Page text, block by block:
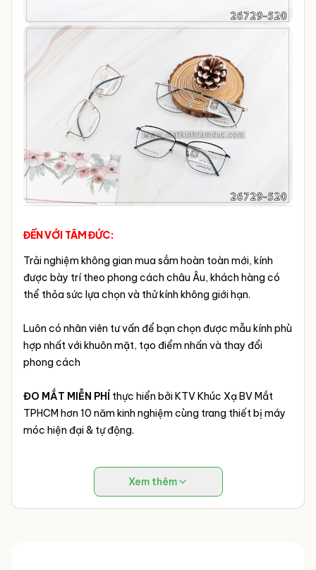
ĐẾN VỚI TÂM ĐỨC:
Trải nghiệm không gian mua sắm hoàn toàn mới, kính
được bày trí theo phong cách châu Âu, khách hàng có
thể thỏa sức lựa chọn và thử kính không giới hạn.
Luôn có nhân viên tư vấn để bạn chọn được mẫu kính phù
hợp nhất với khuôn mặt, tạo điểm nhấn và thay đổi
phong cách
ĐO MẮT MIỄN PHÍ thực hiển bởi KTV Khúc Xạ BV Mắt
TPHCM hơn 10 năm kinh nghiệm cùng trang thiết bị máy
móc hiện đại & tự động.
Xem thêm